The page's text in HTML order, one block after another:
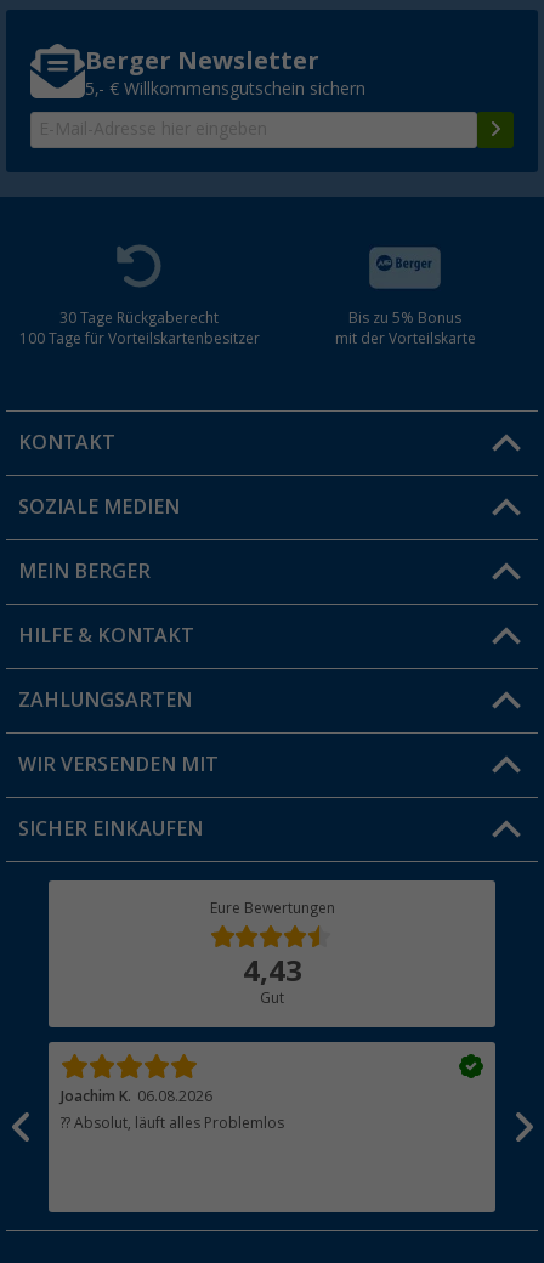
Berger Newsletter
5,- € Willkommensgutschein sichern
30 Tage Rückgaberecht
100 Tage für Vorteilskartenbesitzer
Bis zu 5% Bonus
mit der Vorteilskarte
KONTAKT
Du hast eine Frage?
Filiale finden
SOZIALE MEDIEN
MEIN BERGER
Vorteilskarte
Blog
Jobs & Karriere
HILFE & KONTAKT
FAQ & Kontakt
Versandinformationen
Rücksendung
ZAHLUNGSARTEN
WIR VERSENDEN MIT
SICHER EINKAUFEN
Eure Bewertungen
4,43
Gut
Joachim K. 06.08.2026
?? Absolut, läuft alles Problemlos